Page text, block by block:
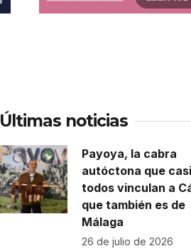
Últimas noticias
Payoya, la cabra
autóctona que casi
todos vinculan a
que también es de
Málaga
26 de julio de 2026